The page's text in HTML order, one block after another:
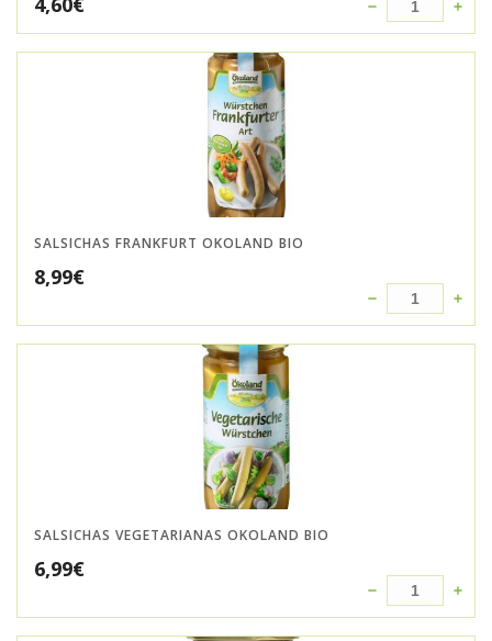
SALSICHAS FRANKFURT OKOLAND BIO
8,99€
SALSICHAS VEGETARIANAS OKOLAND BIO
6,99€